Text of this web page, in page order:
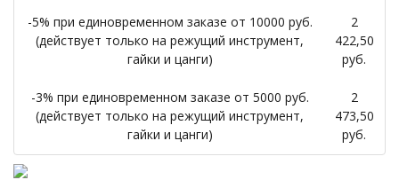
-5% при единовременном заказе от 10000 руб.
(действует только на режущий инструмент,
гайки и цанги)
2
422,50
руб.
-3% при единовременном заказе от 5000 руб.
(действует только на режущий инструмент,
гайки и цанги)
2
473,50
руб.